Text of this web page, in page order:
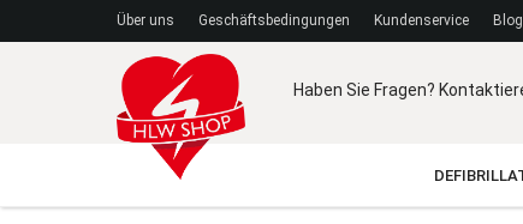
Über uns Geschäftsbedingungen Kundenservice Blog
Haben Sie Fragen?